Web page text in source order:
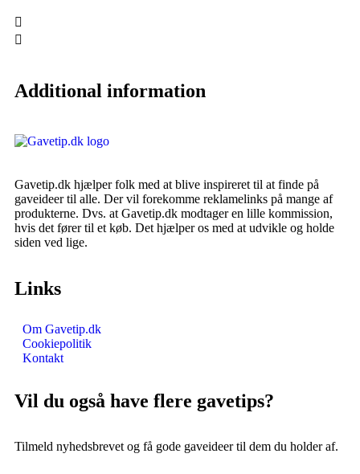
Additional information
Gavetip.dk hjælper folk med at blive inspireret til at finde på
gaveideer til alle. Der vil forekomme reklamelinks på mange af
produkterne. Dvs. at Gavetip.dk modtager en lille kommission,
hvis det fører til et køb. Det hjælper os med at udvikle og holde
siden ved lige.
Links
Om Gavetip.dk
Cookiepolitik
Kontakt
Vil du også have flere gavetips?
Tilmeld nyhedsbrevet og få gode gaveideer til dem du holder af.